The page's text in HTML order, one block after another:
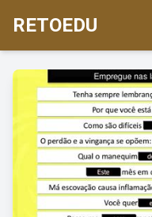
RETOEDU